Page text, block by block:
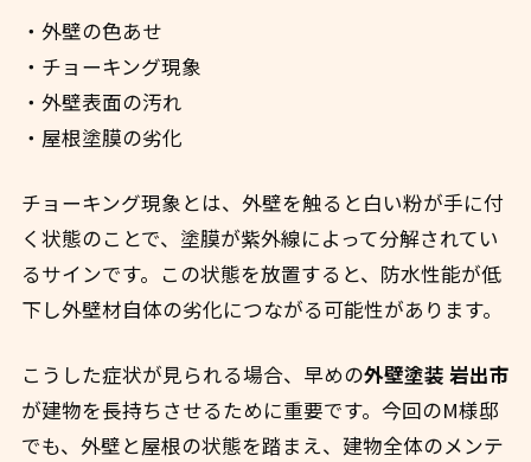
・外壁の色あせ
・チョーキング現象
・外壁表面の汚れ
・屋根塗膜の劣化
チョーキング現象とは、外壁を触ると白い粉が手に付
く状態のことで、塗膜が紫外線によって分解されてい
るサインです。この状態を放置すると、防水性能が低
下し外壁材自体の劣化につながる可能性があります。
こうした症状が見られる場合、早めの外壁塗装 岩出市
が建物を長持ちさせるために重要です。今回のM様邸
でも、外壁と屋根の状態を踏まえ、建物全体のメンテ